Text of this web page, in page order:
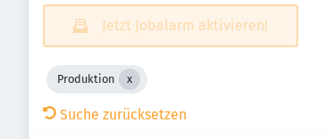
Jetzt Jobalarm aktivieren!
Produktion
Suche zurücksetzen